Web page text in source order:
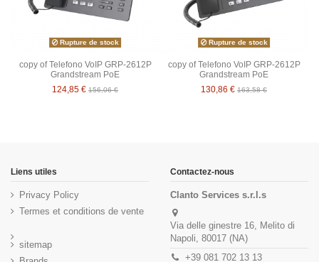
Rupture de stock
copy of Telefono VoIP GRP-2612P
Grandstream PoE
124,85 € 156,06 €
Rupture de stock
copy of Telefono VoIP GRP-2612P
Grandstream PoE
130,86 € 163,58 €
Liens utiles
Privacy Policy
Termes et conditions de vente
sitemap
Contactez-nous
Clanto Services s.r.l.s
Via delle ginestre 16, Melito di
Napoli, 80017 (NA)
+39 081 702 13 13